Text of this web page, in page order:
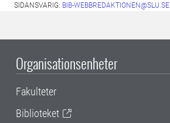
SIDANSVARIG: BIB-WEBBREDAKTIONEN@SLU.SE
Organisationsenheter
Fakulteter
Biblioteket